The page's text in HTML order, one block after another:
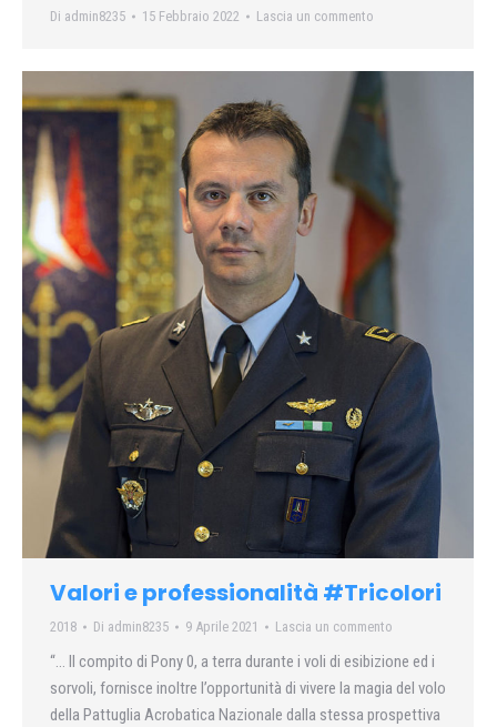
Di admin8235 15 Febbraio 2022 Lascia un commento
Valori e professionalità #Tricolori
2018 Di admin8235 9 Aprile 2021 Lascia un commento
“… Il compito di Pony 0, a terra durante i voli di esibizione ed i
sorvoli, fornisce inoltre l’opportunità di vivere la magia del volo
della Pattuglia Acrobatica Nazionale dalla stessa prospettiva